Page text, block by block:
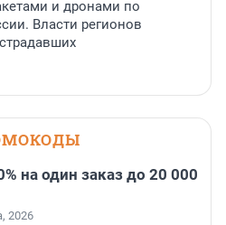
и дронами по
Власти регионов
на один заказ до 20 000
2026